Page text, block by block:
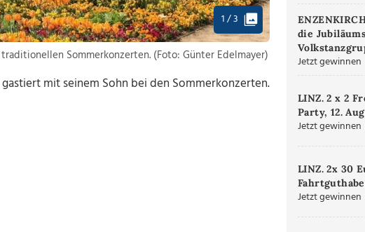
1 / 3
Sommerkonzerten. (Foto: Günter Edelmayer)
mit seinem Sohn bei den Sommerkonzerten.
die
Jetzt gewinnen
LINZ. 2 x 2
Party, 12.
Jetzt gewinnen
LINZ. 2x 30
Jetzt gewinnen